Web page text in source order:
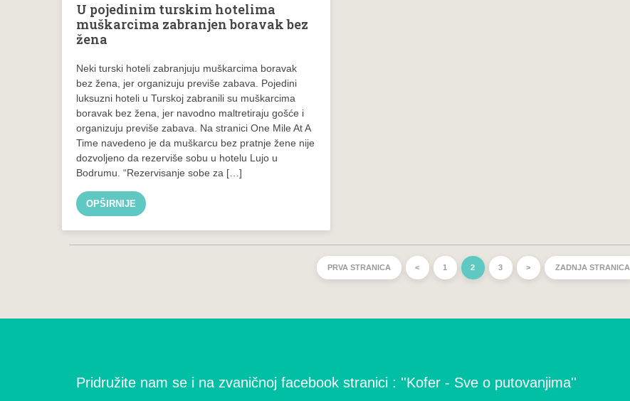
U pojedinim turskim hotelima
muškarcima zabranjen boravak bez
žena
Neki turski hoteli zabranjuju muškarcima boravak
bez žena, jer organizuju previše zabava. Pojedini
luksuzni hoteli u Turskoj zabranili su muškarcima
boravak bez žena, jer navodno maltretiraju gošće i
organizuju previše zabava. Na stranici One Mile At A
Time navedeno je da muškarcu bez pratnje žene nije
dozvoljeno da rezerviše sobu u hotelu Lujo u
Bodrumu. “Rezervisanje sobe za […]
OPŠIRNIJE
PRVA STRANICA < 1 2 3 > ZADNJA STRANICA
Pridružite nam se i na zvaničnoj facebook stranici : ''Kofer - Sve o putovanjima''